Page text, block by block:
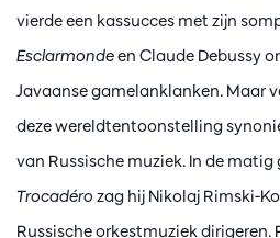
vierde een kassucces met zijn
Esclarmondeen Claude Debussy
Javaanse gamelanklanken. Maar
deze wereldtentoonstelling
van Russische muziek. In de
Trocadéro zag hij Nikolaj Rimski-
Russische orkestmuziek dirigeren.